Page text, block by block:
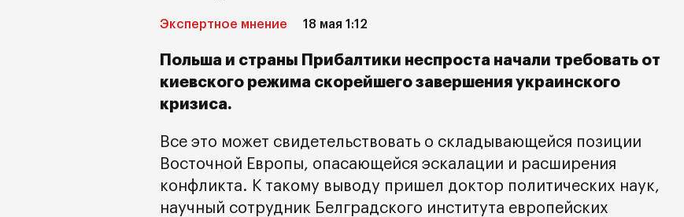
Экспертное мнение 18 мая 1:12
Польша и страны Прибалтики неспроста начали требовать от
киевского режима скорейшего завершения украинского
кризиса.
Все это может свидетельствовать о складывающейся позиции
Восточной Европы, опасающейся эскалации и расширения
конфликта. К такому выводу пришел доктор политических наук,
научный сотрудник Белградского института европейских